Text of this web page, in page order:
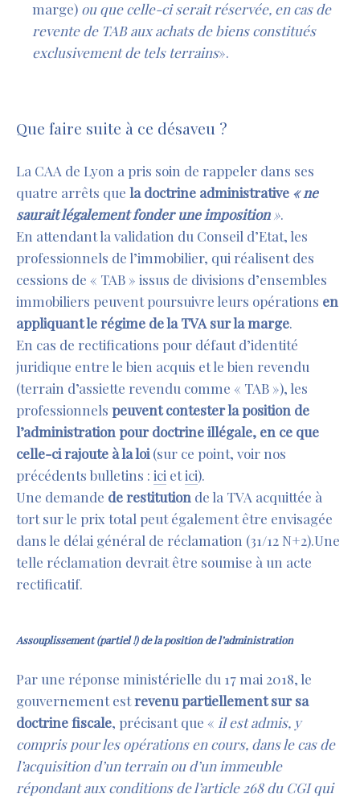
marge) ou que celle-ci serait réservée, en cas de
revente de TAB aux achats de biens constitués
exclusivement de tels terrains».
Que faire suite à ce désaveu ?
La CAA de Lyon a pris soin de rappeler dans ses
quatre arrêts que la doctrine administrative « ne
saurait légalement fonder une imposition».
En attendant la validation du Conseil d’Etat, les
professionnels de l’immobilier, qui réalisent des
cessions de « TAB » issus de divisions d’ensembles
immobiliers peuvent poursuivre leurs opérations en
appliquant le régime de la TVA sur la marge.
En cas de rectifications pour défaut d’identité
juridique entre le bien acquis et le bien revendu
(terrain d’assiette revendu comme « TAB »), les
professionnels peuvent contesterla position de
l’administration pourdoctrine illégale, en ce que
celle-ci rajoute à la loi (sur ce point, voir nos
précédents bulletins : ici etici).
Une demande de restitution de la TVA acquittée à
tort sur le prix total peut également être envisagée
dans le délai général de réclamation (31/12 N+2).Une
telle réclamation devrait être soumise à un acte
rectificatif.
Assouplissement(partiel !) de la position de l’administration
Par une réponse ministérielle du 17 mai 2018, le
gouvernement estrevenu partiellement sur sa
doctrine fiscale, précisant que « il est admis, y
compris pour les opérations en cours, dans le cas de
l’acquisition d’un terrain ou d’un immeuble
répondant aux conditions de l’article 268 du CGI qui